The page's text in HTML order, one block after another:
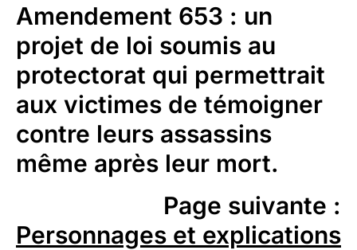
Amendement 653 : un
projet de loi soumis au
protectorat qui permettrait
aux victimes de témoigner
contre leurs assassins
même après leur mort.
Page suivante :
Personnages et explications